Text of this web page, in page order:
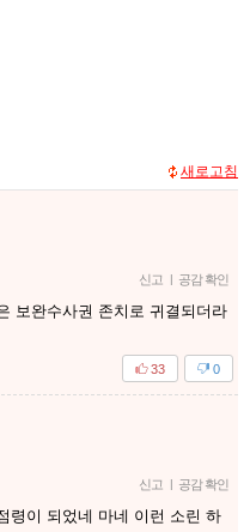
새로고침
신고 | 공감 확인
보완수사권 존치로 귀결되더라
0
33
신고 | 공감 확인
령이 되었네 마네 이런 소린 하